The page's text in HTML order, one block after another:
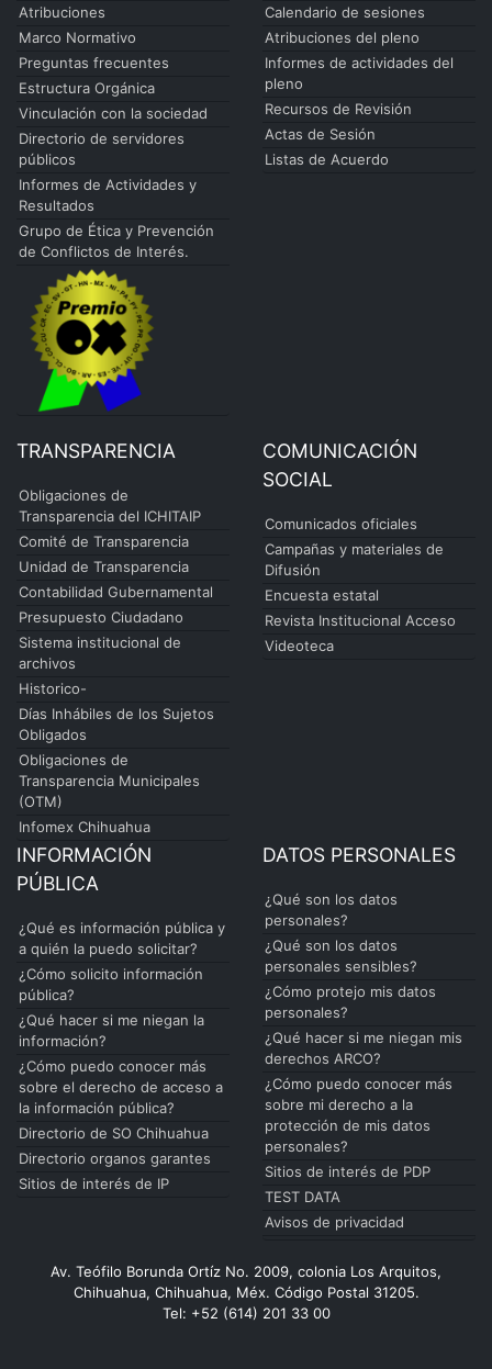
Atribuciones
Marco Normativo
Preguntas frecuentes
Estructura Orgánica
Vinculación con la sociedad
Directorio de servidores
públicos
Informes de Actividades y
Resultados
Grupo de Ética y Prevención
de Conflictos de Interés.
Calendario de sesiones
Atribuciones del pleno
Informes de actividades del
pleno
Recursos de Revisión
Actas de Sesión
Listas de Acuerdo
TRANSPARENCIA
Obligaciones de
Transparencia del ICHITAIP
Comité de Transparencia
Unidad de Transparencia
Contabilidad Gubernamental
Presupuesto Ciudadano
Sistema institucional de
archivos
Historico-
Días Inhábiles de los Sujetos
Obligados
Obligaciones de
Transparencia Municipales
(OTM)
Infomex Chihuahua
COMUNICACIÓN
SOCIAL
Comunicados oficiales
Campañas y materiales de
Difusión
Encuesta estatal
Revista Institucional Acceso
Videoteca
INFORMACIÓN
PÚBLICA
¿Qué es información pública y
a quién la puedo solicitar?
¿Cómo solicito información
pública?
¿Qué hacer si me niegan la
información?
¿Cómo puedo conocer más
sobre el derecho de acceso a
la información pública?
Directorio de SO Chihuahua
Directorio organos garantes
Sitios de interés de IP
DATOS PERSONALES
¿Qué son los datos
personales?
¿Qué son los datos
personales sensibles?
¿Cómo protejo mis datos
personales?
¿Qué hacer si me niegan mis
derechos ARCO?
¿Cómo puedo conocer más
sobre mi derecho a la
protección de mis datos
personales?
Sitios de interés de PDP
TEST DATA
Avisos de privacidad
Av. Teófilo Borunda Ortíz No. 2009, colonia Los Arquitos,
Chihuahua, Chihuahua, Méx. Código Postal 31205.
Tel: +52 (614) 201 33 00